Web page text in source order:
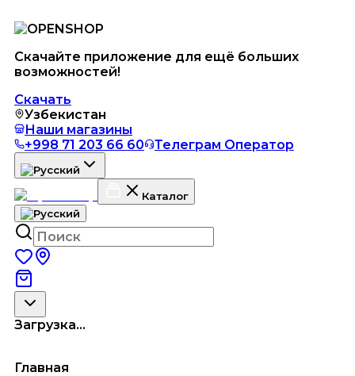
Скачайте приложение для ещё больших
возможностей!
Скачать
Узбекистан
Наши магазины
+998 71 203 66 60
Телеграм Оператор
Каталог
Загрузка...
Главная